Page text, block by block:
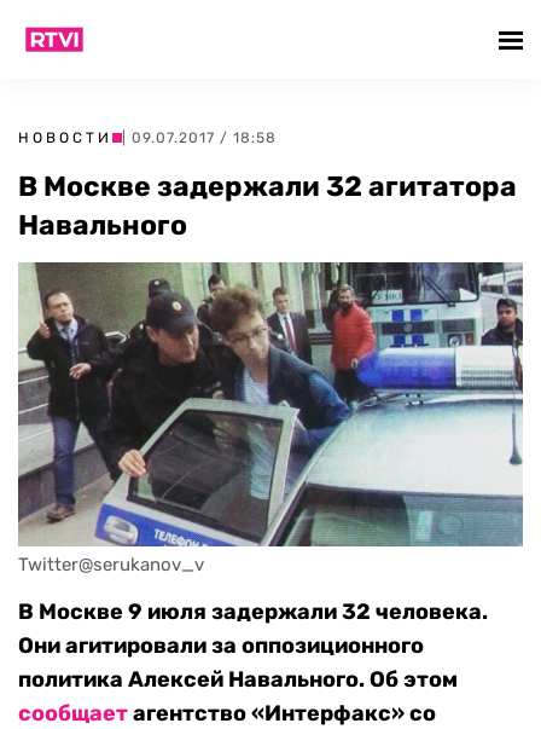
НОВОСТИ | 09.07.2017 / 18:58
В Москве задержали 32 агитатора
Навального
Twitter@serukanov_v
В Москве 9 июля задержали 32 человека.
Они агитировали за оппозиционного
политика Алексей Навального. Об этом
сообщаетагентство «Интерфакс» со